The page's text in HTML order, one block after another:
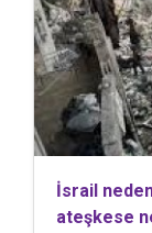
İsrail
ateşkese